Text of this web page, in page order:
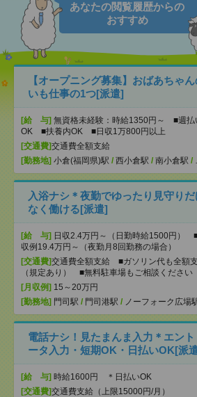
あなたの閲覧履歴からの
おすすめ
【オープニング募集】おばあちゃ
いも仕事の1つ[派遣]
[給 与] 無資格未経験：時給1350円～ ■週払
OK ■扶養内OK ■日収1万800円以上
[交通費]交通費全額支給
[勤務地] 小倉(福岡県)駅 / 西小倉駅 / 南小倉駅 /
入浴ナシ＊夜勤でゆったり見守り
なく働ける[派遣]
[給 与] 日収2.4万円～（日勤時給1500円）
収例19.4万円～（夜勤月8回勤務の場合）
[交通費]交通費全額支給 ■ガソリン代も全額
（規定あり） ■無料駐車場もご相談ください
[月収例] 15～20万円
[勤務地] 門司駅 / 門司港駅 / ノーフォーク広場
電話ナシ！見たまんま入力＊エン
ータ入力・短期OK・日払いOK[派
[給 与] 時給1600円 ＊日払いOK
[交通費]交通費支給（上限15000円/月）